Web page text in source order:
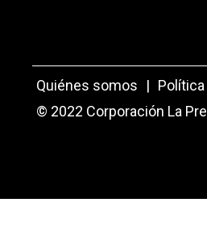
Quiénes somos |
© 2022 Corporación La